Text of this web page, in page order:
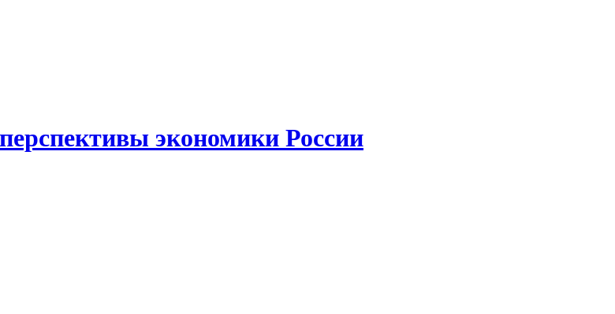
экономики России